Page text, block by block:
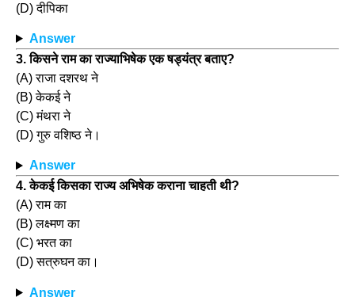
(D) दीपिका
Answer
3. किसने राम का राज्याभिषेक एक षड्यंत्र बताए?
(A) राजा दशरथ ने
(B) केकई ने
(C) मंथरा ने
(D) गुरु वशिष्ठ ने।
Answer
4. केकई किसका राज्य अभिषेक कराना चाहती थी?
(A) राम का
(B) लक्ष्मण का
(C) भरत का
(D) सत्रुघन का।
Answer